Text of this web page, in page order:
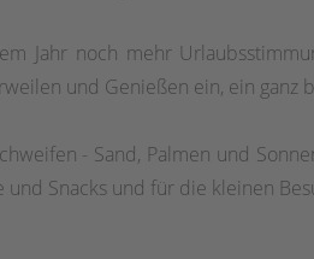
Jahr noch mehr
und Genießen ein, ein ganz
- Sand, Palmen und
und Snacks und für die kleinen